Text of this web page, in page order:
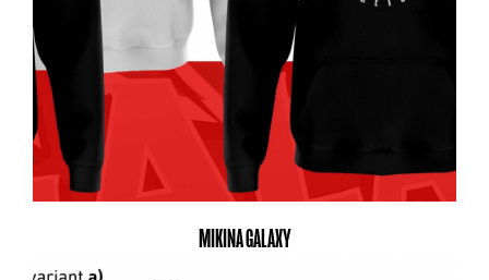
MIKINA GALAXY